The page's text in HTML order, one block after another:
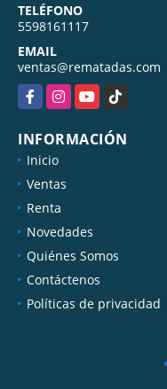
TELÉFONO
5598161117
EMAIL
ventas@rematadas.com
FacebookInstagramYouTubeTikTok
INFORMACIÓN
Inicio
Ventas
Renta
Novedades
Quiénes Somos
Contáctenos
Políticas de privacidad